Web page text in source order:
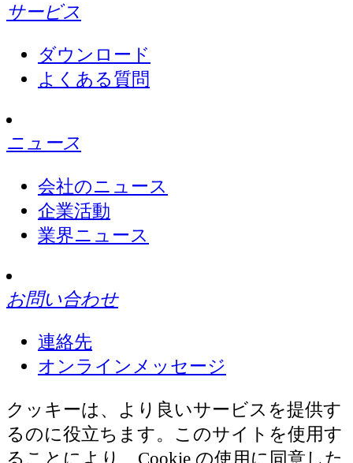
サービス
ダウンロード
よくある質問
ニュース
会社のニュース
企業活動
業界ニュース
お問い合わせ
連絡先
オンラインメッセージ
クッキーは、より良いサービスを提供す
るのに役立ちます。このサイトを使用す
ることにより、Cookie の使用に同意した